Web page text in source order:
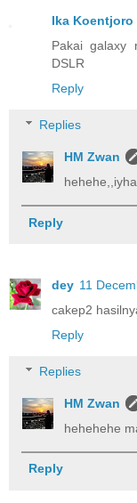
Ika Koentjoro
Pakai galaxy
DSLR
Reply
Replies
HM Zwan
Reply
dey 11
cakep2
Reply
Replies
HM Zwan
hehehehe
Reply